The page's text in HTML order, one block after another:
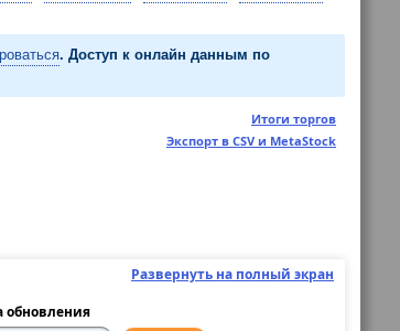
. Доступ к онлайн данным по
Итоги торгов
Экспорт в CSV и MetaStock
Развернуть на полный экран
обновления